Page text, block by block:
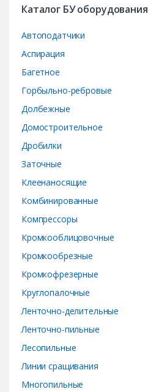
Каталог БУ оборудования
Автоподатчики
Аспирация
Багетное
Горбыльно-ребровые
Долбежные
Домостроительное
Дробилки
Заточные
Клеенаносящие
Комбинированные
Компрессоры
Кромкооблицовочные
Кромкообрезные
Кромкофрезерные
Круглопалочные
Ленточно-делительные
Ленточно-пильные
Лесопильные
Линии сращивания
Многопильные